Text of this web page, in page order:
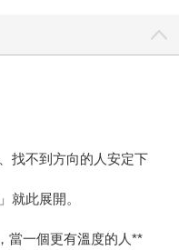
找不到方向的人安定下
就此展開。
當一個更有溫度的人**